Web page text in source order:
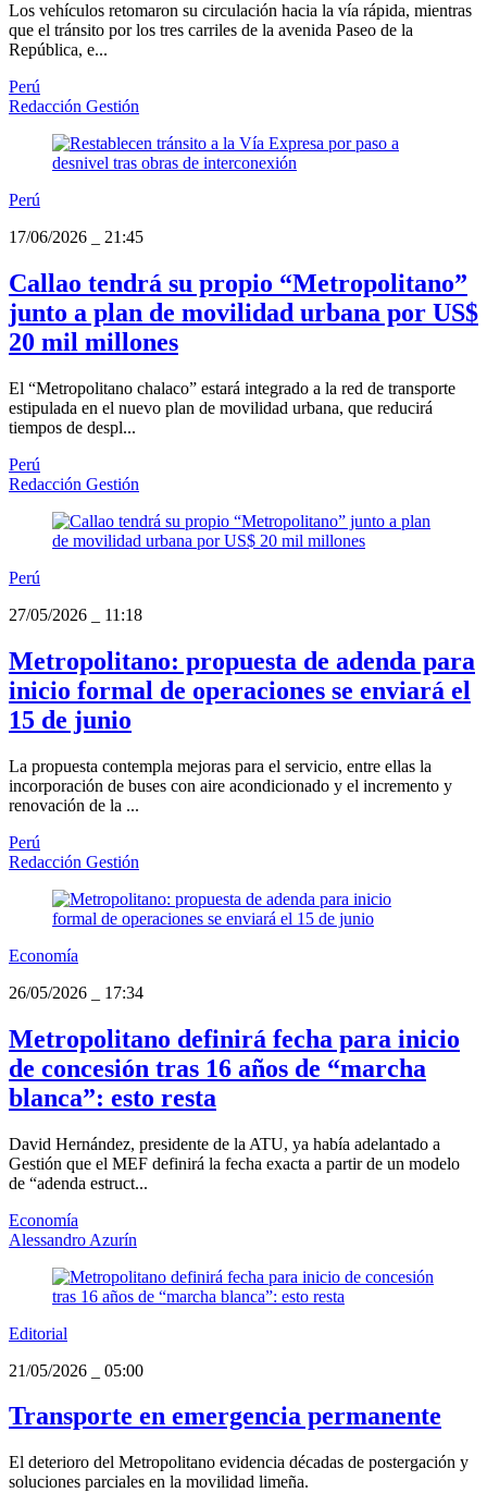
Los vehículos retomaron su circulación hacia la vía rápida, mientras
que el tránsito por los tres carriles de la avenida Paseo de la
República, e...
Perú
Redacción Gestión
Perú
17/06/2026
21:45
Callao tendrá su propio “Metropolitano”
junto a plan de movilidad urbana por US$
20 mil millones
El “Metropolitano chalaco” estará integrado a la red de transporte
estipulada en el nuevo plan de movilidad urbana, que reducirá
tiempos de despl...
Perú
Redacción Gestión
Perú
27/05/2026
11:18
Metropolitano: propuesta de adenda para
inicio formal de operaciones se enviará el
15 de junio
La propuesta contempla mejoras para el servicio, entre ellas la
incorporación de buses con aire acondicionado y el incremento y
renovación de la ...
Perú
Redacción Gestión
Economía
26/05/2026
17:34
Metropolitano definirá fecha para inicio
de concesión tras 16 años de “marcha
blanca”: esto resta
David Hernández, presidente de la ATU, ya había adelantado a
Gestión que el MEF definirá la fecha exacta a partir de un modelo
de “adenda estruct...
Economía
Alessandro Azurín
Editorial
21/05/2026
05:00
Transporte en emergencia permanente
El deterioro del Metropolitano evidencia décadas de postergación y
soluciones parciales en la movilidad limeña.